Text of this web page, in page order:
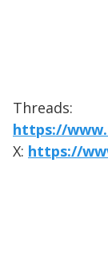
Threads:
https://
X: https://